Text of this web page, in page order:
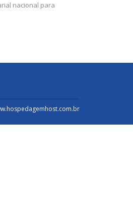
nacional para